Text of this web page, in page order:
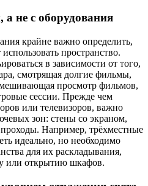
не с оборудования
крайне важно определить,
пространство.
в зависимости от того,
смотрящая долгие фильмы,
просмотр фильмов,
сессии. Прежде чем
или телевизоров, важно
зон: стены со экраном,
Например, трёхместные
идеально, но необходимо
для их раскладывания,
или открытию шкафов.